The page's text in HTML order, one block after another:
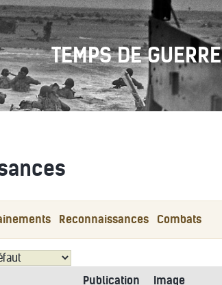
TEMPS DE GUERRE
Reconnaissances Combats
Publication
Image